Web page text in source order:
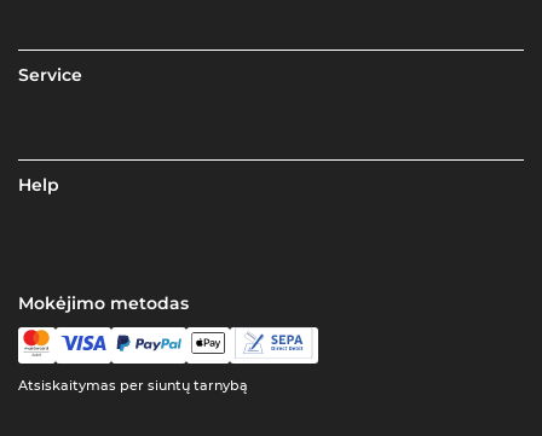
Service
Help
Mokėjimo metodas
Atsiskaitymas per siuntų tarnybą